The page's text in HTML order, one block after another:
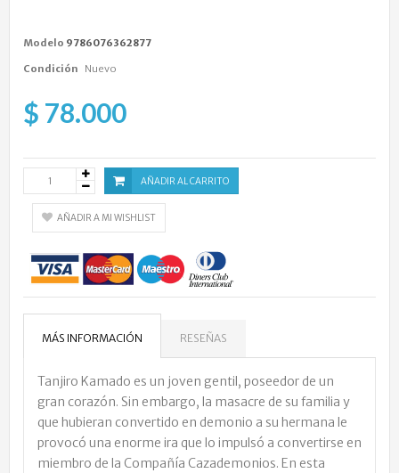
Modelo 9786076362877
Condición Nuevo
$ 78.000
AÑADIR AL CARRITO
AÑADIR A MI WISHLIST
MÁS INFORMACIÓN RESEÑAS
Tanjiro Kamado es un joven gentil, poseedor de un
gran corazón. Sin embargo, la masacre de su familia y
que hubieran convertido en demonio a su hermana le
provocó una enorme ira que lo impulsó a convertirse en
miembro de la Compañía Cazademonios. En esta